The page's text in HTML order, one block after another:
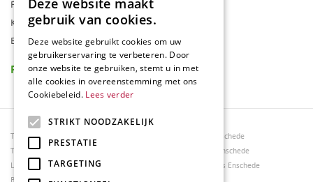
Folder
Klantenkaart
Blog
Reviews
Tuincentrum Borghuis
Tuinmeubels
Loungesets
Tuinmeubels Enschede
Tuinmeubelen Enschede
Woonaccessoires Enschede
Deze website maakt
gebruik van cookies.
Deze website gebruikt cookies om uw
gebruikerservaring te verbeteren. Door
onze website te gebruiken, stemt u in met
alle cookies in overeenstemming met ons
Cookiebeleid. Lees verder
STRIKT NOODZAKELIJK
PRESTATIE
TARGETING